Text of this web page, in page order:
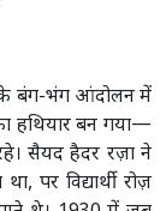
के बंग-भंग आंदोलन में
हथियार बन गया—
सैयद हैदर रज़ा ने
पर विद्यार्थी रोज़